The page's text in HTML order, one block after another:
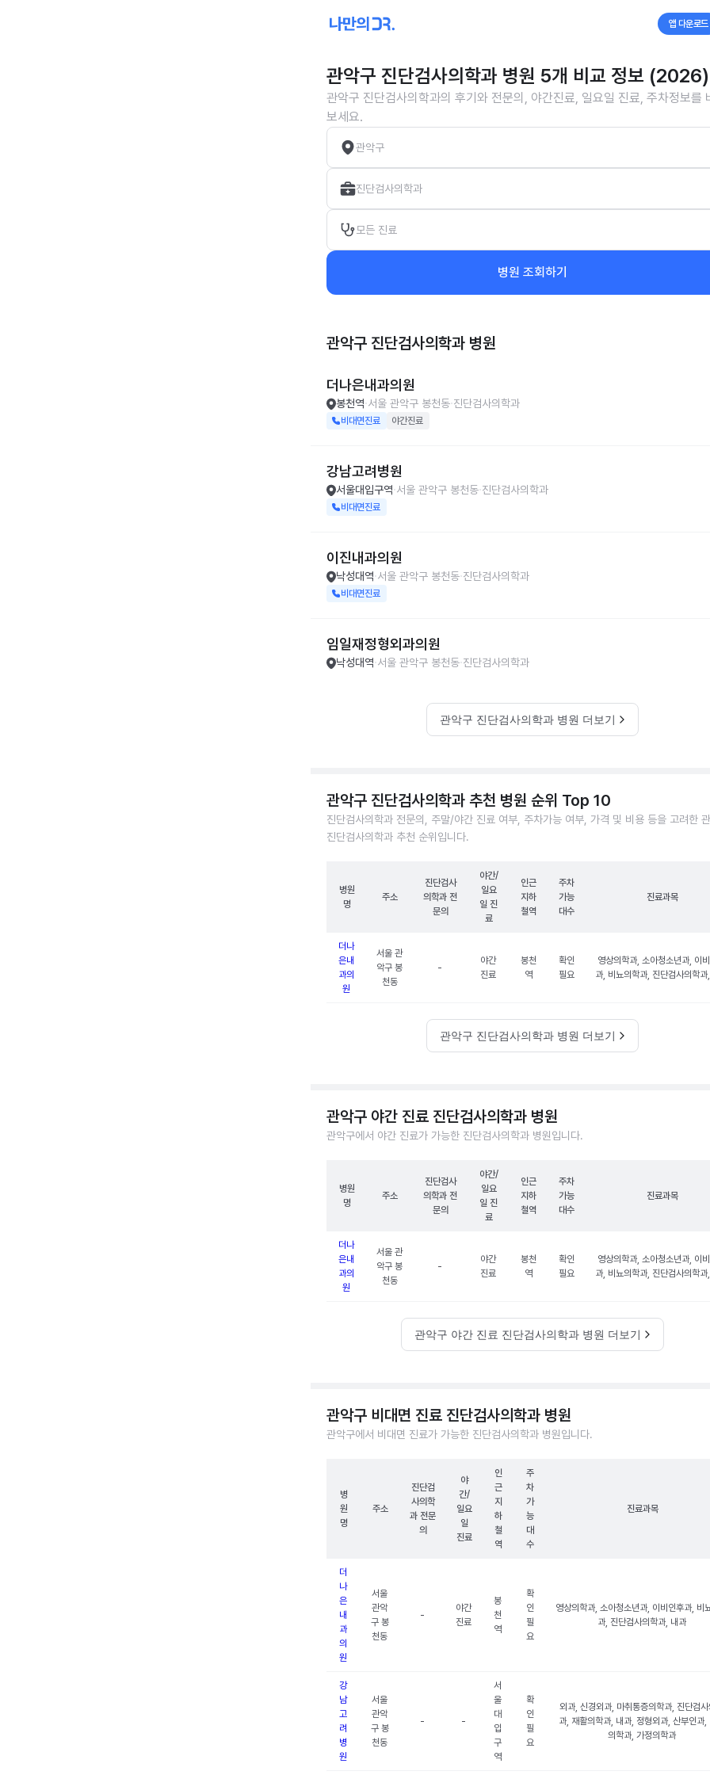
앱 다운로드
관악구 진단검사의학과 병원 5개 비교 정보 (2026)
관악구 진단검사의학과의 후기와 전문의, 야간진료, 일요일 진료, 주차정보를
보세요.
관악구
진단검사의학과
모든 진료
병원 조회하기
관악구 진단검사의학과 병원
더나은내과의원
봉천역 서울 관악구 봉천동 진단검사의학과
비대면진료 야간진료
강남고려병원
서울대입구역 서울 관악구 봉천동 진단검사의학과
비대면진료
이진내과의원
낙성대역 서울 관악구 봉천동 진단검사의학과
비대면진료
임일재정형외과의원
낙성대역 서울 관악구 봉천동 진단검사의학과
관악구 진단검사의학과 병원 더보기
관악구 진단검사의학과 추천 병원 순위 Top 10
진단검사의학과 전문의, 주말/야간 진료 여부, 주차가능 여부, 가격 및 비용 등을 고려한
진단검사의학과 추천 순위입니다.
병원
명
주소
진단검사
의학과 전
문의
야간/
일요
일 진
료
인근
지하
철역
주차
가능
대수
진료과목
더나
은내
과의
원
서울 관
악구 봉
천동
-
야간
진료
봉천
역
확인
필요
영상의학과, 소아청소년과, 이
과, 비뇨의학과, 진단검사의학과
관악구 진단검사의학과 병원 더보기
관악구 야간 진료 진단검사의학과 병원
관악구에서 야간 진료가 가능한 진단검사의학과 병원입니다.
병원
명
주소
진단검사
의학과 전
문의
야간/
일요
일 진
료
인근
지하
철역
주차
가능
대수
진료과목
더나
은내
과의
원
서울 관
악구 봉
천동
-
야간
진료
봉천
역
확인
필요
영상의학과, 소아청소년과, 이
과, 비뇨의학과, 진단검사의학과
관악구 야간 진료 진단검사의학과 병원 더보기
관악구 비대면 진료 진단검사의학과 병원
관악구에서 비대면 진료가 가능한 진단검사의학과 병원입니다.
병
원
명
주소
진단검
사의학
과 전문
의
야
간/
일요
일
진료
인
근
지
하
철
역
주
차
가
능
대
수
진료과목
더
나
은
내
과
의
원
서울
관악
구 봉
천동
-
야간
진료
봉
천
역
확
인
필
요
영상의학과, 소아청소년과, 이비인후과, 비
과, 진단검사의학과, 내과
강
남
고
려
병
원
서울
관악
구 봉
천동
- -
서
울
대
입
구
역
확
인
필
요
외과, 신경외과, 마취통증의학과, 진단검
과, 재활의학과, 내과, 정형외과, 산부인과,
의학과, 가정의학과